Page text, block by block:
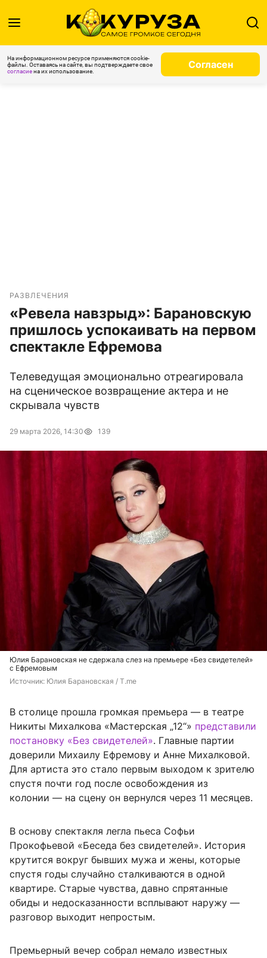
На информационном ресурсе применяются cookie-
файлы. Оставаясь на сайте, вы подтверждаете свое
согласиена их использование.
Согласен
РАЗВЛЕЧЕНИЯ
«Ревела навзрыд»: Барановскую
пришлось успокаивать на первом
спектакле Ефремова
Телеведущая эмоционально отреагировала
на сценическое возвращение актера и не
скрывала чувств
29 марта 2026, 14:30 139
Юлия Барановская не сдержала слез на премьере «Без свидетелей»
с Ефремовым
Источник: Юлия Барановская / T.me
В столице прошла громкая премьера — в театре
Никиты Михалкова «Мастерская „12“» представили
постановку «Без свидетелей». Главные партии
доверили Михаилу Ефремову и Анне Михалковой.
Для артиста это стало первым выходом к зрителю
спустя почти год после освобождения из
колонии — на сцену он вернулся через 11 месяцев.
В основу спектакля легла пьеса Софьи
Прокофьевой «Беседа без свидетелей». История
крутится вокруг бывших мужа и жены, которые
спустя годы случайно сталкиваются в одной
квартире. Старые чувства, давно спрятанные
обиды и недосказанности всплывают наружу —
разговор выходит непростым.
Премьерный вечер собрал немало известных